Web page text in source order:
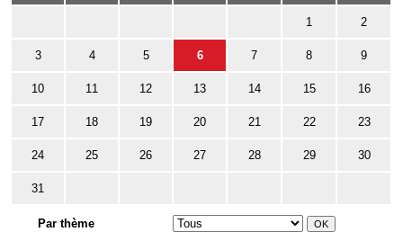
1 2
3 4 5 6 7 8 9
10 11 12 13 14 15 16
17 18 19 20 21 22 23
24 25 26 27 28 29 30
31
Par thème